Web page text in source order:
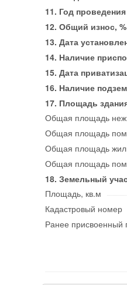
Год
Общий износ, %
Дата
Наличие
Дата
Наличие
Площадь
Общая площадь
Общая площадь
Общая площадь
Общая площадь
Земельный
Площадь, кв.м
Кадастровый номер
Ранее присвоенный